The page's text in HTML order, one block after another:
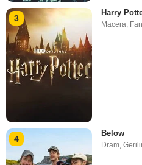
3
Harry
Macera
4
Below
Dram,